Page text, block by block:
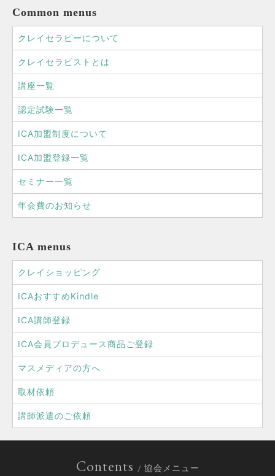
Common menus
クレイセラピーについて
クレイセラピストとは
講座一覧
認定試験一覧
ICA加盟制度について
ICA加盟登録一覧
セミナー一覧
年会費のお知らせ
ICA menus
クレイショッピング
ICAおすすめKindle
ICA講師登録
ICA会員プロデュース商品ご登録
マスメディアの方へ
取材依頼
講師派遣のご依頼
Contents / 協会メニュー